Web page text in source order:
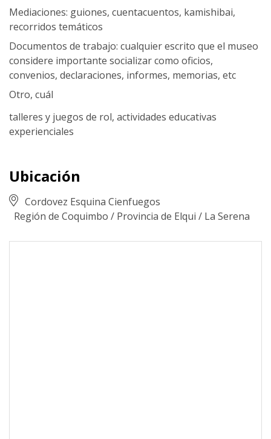
Mediaciones: guiones, cuentacuentos, kamishibai,
recorridos temáticos
Documentos de trabajo: cualquier escrito que el museo
considere importante socializar como oficios,
convenios, declaraciones, informes, memorias, etc
Otro, cuál
talleres y juegos de rol, actividades educativas
experienciales
Ubicación
Cordovez Esquina Cienfuegos
Región de Coquimbo / Provincia de Elqui / La Serena